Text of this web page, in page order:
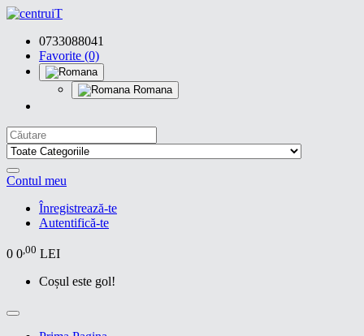
0733088041
Favorite (0)
Romana
Contul meu
Înregistrează-te
Autentifică-te
0 0,00 LEI
Coșul este gol!